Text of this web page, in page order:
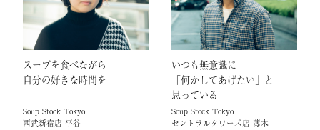
スープを食べながら
自分の好きな時間を
Soup Stock Tokyo
西武新宿店 平谷
いつも無意識に
「何かしてあげたい」と
思っている
Soup Stock Tokyo
セントラルタワーズ店 薄木